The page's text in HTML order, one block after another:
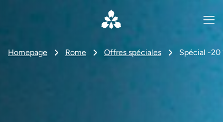
Homepage Rome Offres spéciales Spécial -20